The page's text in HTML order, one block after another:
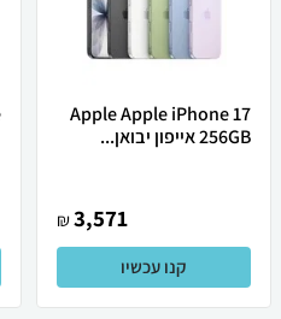
Apple Apple iPhone 17
256GB אייפון יבואן...
3,571
₪
קנו עכשיו